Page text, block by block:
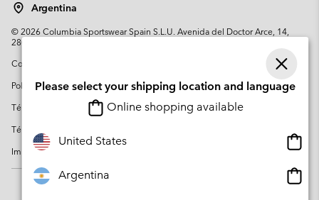
Argentina
© 2026Columbia Sportswear Spain S.L.U. Avenida del Doctor Arce, 14,
28002 Madrid, España. Todos los derechos reservados.
Condiciones de uso
Política de Privacidad
Términos y condiciones del programa de miembros
Términos De Uso Del Contenido Generado Por Los Usuarios
Impressum
Please select your shipping location and language
Online shopping available
United States
Argentina